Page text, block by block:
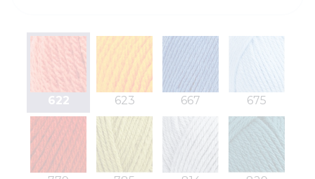
622 623 667 675